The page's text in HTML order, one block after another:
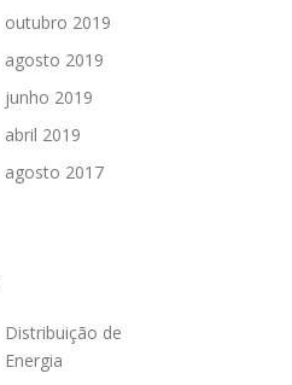
outubro 2019
agosto 2019
junho 2019
abril 2019
agosto 2017
Distribuição de
Energia